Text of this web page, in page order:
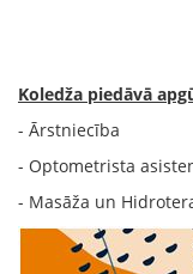
Koledža piedāvā
- Ārstniecība
- Optometrista
- Masāža un